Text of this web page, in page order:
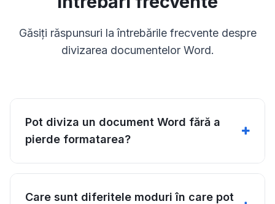
Găsiți răspunsuri la întrebările frecvente despre
divizarea documentelor Word.
Pot diviza un document Word fără a
pierde formatarea?
Care sunt diferitele moduri în care pot